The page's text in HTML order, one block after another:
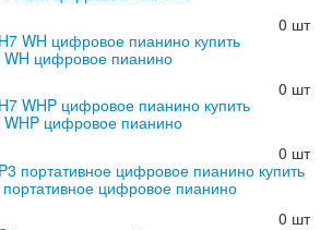
0 шт
WH цифровое пианино
0 шт
WHP цифровое пианино
0 шт
цифровое пианино
0 шт